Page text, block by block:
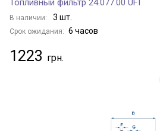
Топливный фильтр 24.077.00 UFI
В наличии: 3 шт.
Срок ожидания: 6 часов
1223